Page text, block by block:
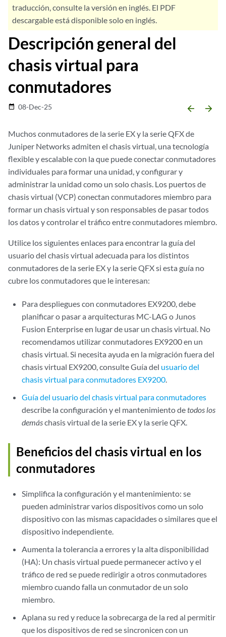
traducción, consulte la versión en inglés. El PDF
descargable está disponible solo en inglés.
Descripción general del
chasis virtual para
conmutadores
date_range 08-Dec-25 arrow_backward arrow_forward
Muchos conmutadores de la serie EX y la serie QFX de
Juniper Networks admiten el chasis virtual, una tecnología
flexible y escalable con la que puede conectar conmutadores
individuales para formar una unidad, y configurar y
administrar la unidad como un solo chasis. Los puertos de
chasis virtual (VCP) conectan conmutadores miembro para
formar un chasis virtual y son responsables de pasar todos
los datos y controlar el tráfico entre conmutadores miembro.
Utilice los siguientes enlaces para encontrar la guía del
usuario del chasis virtual adecuada para los distintos
conmutadores de la serie EX y la serie QFX si esta guía no
cubre los conmutadores que le interesan:
Para despliegues con conmutadores EX9200, debe
planificar o pasar a arquitecturas MC-LAG o Junos
Fusion Enterprise en lugar de usar un chasis virtual. No
recomendamos utilizar conmutadores EX9200 en un
chasis virtual. Si necesita ayuda en la migración fuera del
chasis virtual EX9200, consulte Guía del usuario del
chasis virtual para conmutadores EX9200.
Guía del usuario del chasis virtual para conmutadores
describe la configuración y el mantenimiento detodos los
demáschasis virtual de la serie EX y la serie QFX.
Beneficios del chasis virtual en los
conmutadores
Simplifica la configuración y el mantenimiento: se
pueden administrar varios dispositivos como un solo
dispositivo con las mismas capacidades o similares que el
dispositivo independiente.
Aumenta la tolerancia a errores y la alta disponibilidad
(HA): Un chasis virtual puede permanecer activo y el
tráfico de red se puede redirigir a otros conmutadores
miembro cuando falla un conmutador de un solo
miembro.
Aplana su red y reduce la sobrecarga de la red al permitir
que los dispositivos de red se sincronicen con un